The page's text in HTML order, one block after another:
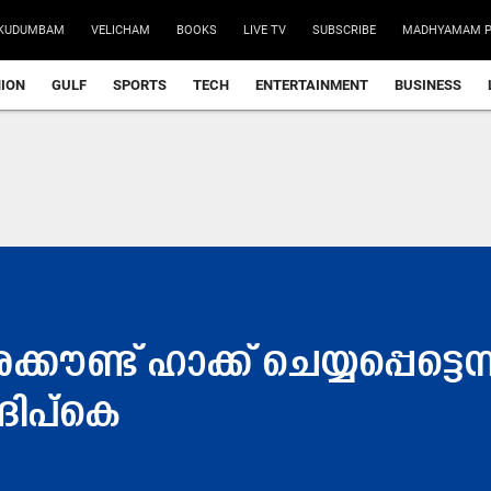
VELICHAM BOOKS LIVE TV SUBSCRIBE MADHYAMAM
GULF SPORTS TECH ENTERTAINMENT BUSINESS
ഹാക്ക്